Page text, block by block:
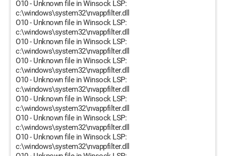
O10 - Unknown file in Winsock LSP:
c:\windows\system32\nvappfilter.dll
O10 - Unknown file in Winsock LSP:
c:\windows\system32\nvappfilter.dll
O10 - Unknown file in Winsock LSP:
c:\windows\system32\nvappfilter.dll
O10 - Unknown file in Winsock LSP:
c:\windows\system32\nvappfilter.dll
O10 - Unknown file in Winsock LSP:
c:\windows\system32\nvappfilter.dll
O10 - Unknown file in Winsock LSP:
c:\windows\system32\nvappfilter.dll
O10 - Unknown file in Winsock LSP:
c:\windows\system32\nvappfilter.dll
O10 - Unknown file in Winsock LSP:
c:\windows\system32\nvappfilter.dll